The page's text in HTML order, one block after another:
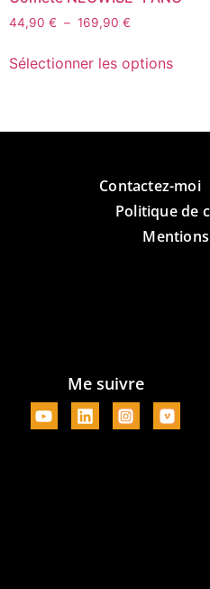
44,90 € – 169,90 €
Sélectionner les options
Contactez-moi
Politique de
Me suivre